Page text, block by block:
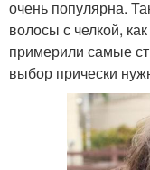
очень популярна.
волосы с челкой,
примерили самые
выбор прически